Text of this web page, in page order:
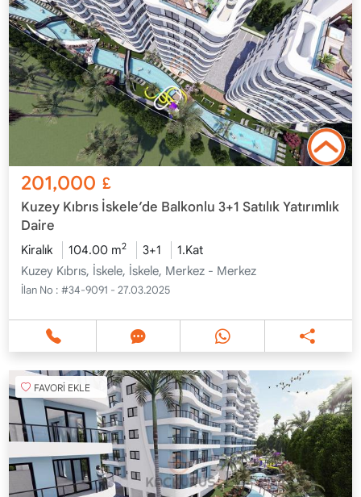
201,000 £
Kuzey Kıbrıs İskele’de Balkonlu 3+1 Satılık Yatırımlık
Daire
Kiralık 104.00 m2 3+1
1.Kat
Kuzey Kıbrıs, İskele, İskele, Merkez - Merkez
İlan No : #34-9091 - 27.03.2025
FAVORİ EKLE